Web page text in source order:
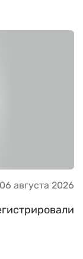
06 августа 2026